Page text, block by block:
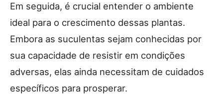
Em seguida, é crucial entender o ambiente
ideal para o crescimento dessas plantas.
Embora as suculentas sejam conhecidas por
sua capacidade de resistir em condições
adversas, elas ainda necessitam de cuidados
específicos para prosperar.